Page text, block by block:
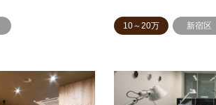
10～20万 新宿区